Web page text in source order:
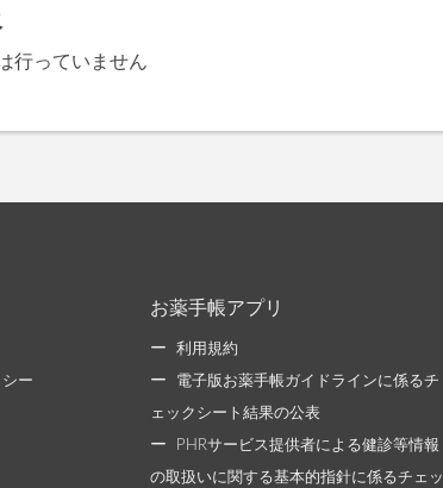
行っていません
ー
お薬手帳アプリ
利用規約
電子版お薬手帳ガイドラインに係るチ
ェックシート結果の公表
PHRサービス提供者による健診等情報
の取扱いに関する基本的指針に係るチェッ